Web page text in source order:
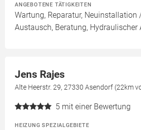
ANGEBOTENE TÄTIGKEITEN
Wartung, Reparatur, Neuinstallation
Austausch, Beratung, Hydraulischer
Jens Rajes
Alte Heerstr. 29, 27330 Asendorf (22km
5 mit einer Bewertung
HEIZUNG SPEZIALGEBIETE